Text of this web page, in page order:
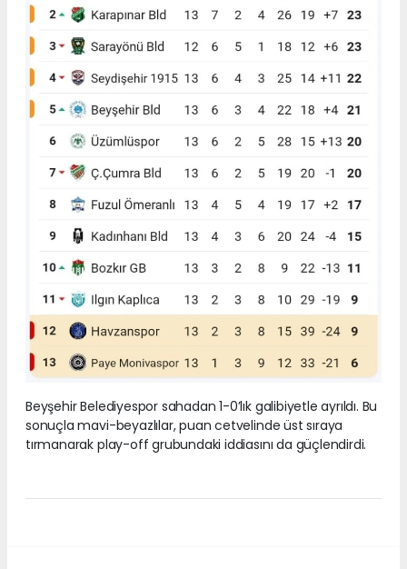
Beyşehir Belediyespor sahadan 1-0’lık galibiyetle ayrıldı. Bu
sonuçla mavi-beyazlılar, puan cetvelinde üst sıraya
tırmanarak play-off grubundaki iddiasını da güçlendirdi.